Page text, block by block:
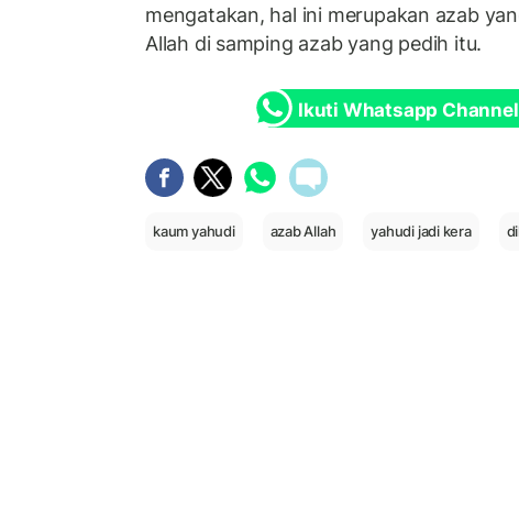
mengatakan, hal ini merupakan azab
Allah di samping azab yang pedih itu.
Ikuti Whatsapp
kaum yahudi azab Allah yahudi jadi kera